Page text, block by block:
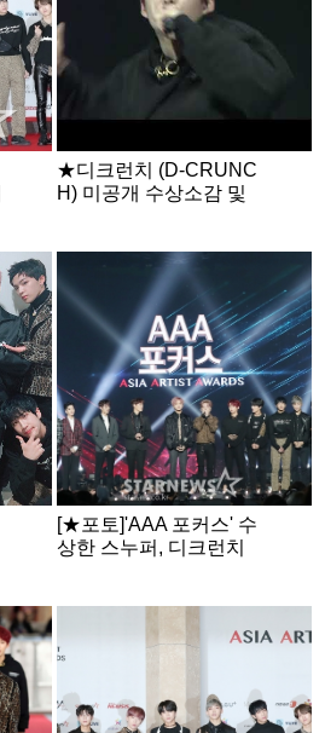
★디크런치 (D-CRUNC
H) 미공개 수상소감 및
[★포토]'AAA 포커스' 수
상한 스누퍼, 디크런치